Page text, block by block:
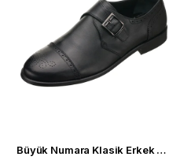
Büyük Numara Klasik Erkek Ayakkabısı - AYC71 Siyah